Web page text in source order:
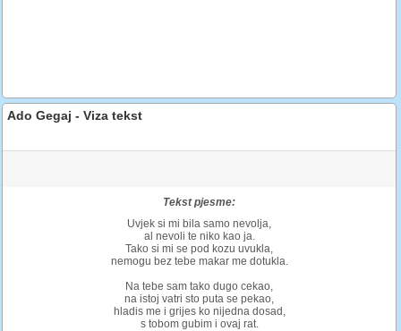
Ado Gegaj - Viza tekst
Tekst pjesme:
Uvjek si mi bila samo nevolja,
al nevoli te niko kao ja.
Tako si mi se pod kozu uvukla,
nemogu bez tebe makar me dotukla.
Na tebe sam tako dugo cekao,
na istoj vatri sto puta se pekao,
hladis me i grijes ko nijedna dosad,
s tobom gubim i ovaj rat.